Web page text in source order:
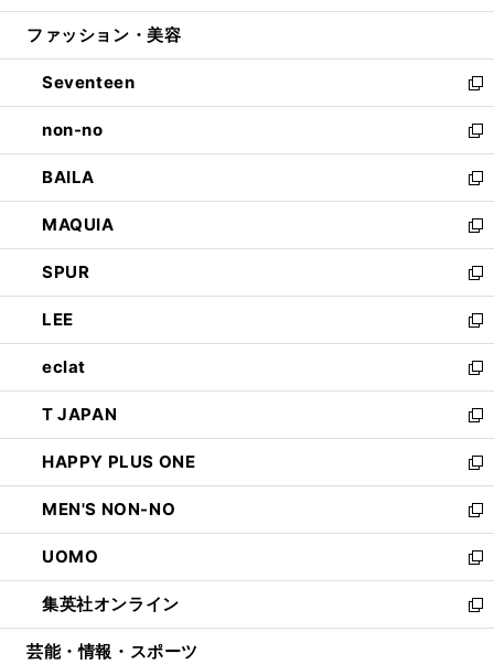
開
ウ
開
く
ン
ウ
で
開
く
ウ
ン
ド
ウ
で
開
く
ファッション・美容
Seventeen
新
し
い
ウ
ィ
ン
ド
ウ
で
開
く
non-no
新
し
い
ウ
ィ
ン
ド
ウ
で
開
く
BAILA
新
し
い
ウ
ィ
ン
ド
ウ
で
開
く
MAQUIA
新
し
い
ウ
ィ
ン
ド
ウ
で
開
く
SPUR
新
し
い
ウ
ィ
ン
ド
ウ
で
開
く
LEE
新
し
い
ウ
ィ
ン
ド
ウ
で
開
く
eclat
新
し
い
ウ
ィ
ン
ド
ウ
で
開
く
T JAPAN
新
し
い
ウ
ィ
ン
ド
ウ
で
開
HAPPY PLUS ONE
新
し
い
ウ
ィ
ン
ド
ウ
MEN'S NON-NO
新
し
い
ウ
ィ
ン
UOMO
新
し
い
ウ
集英社オンライン
新
し
芸能・情報・スポーツ